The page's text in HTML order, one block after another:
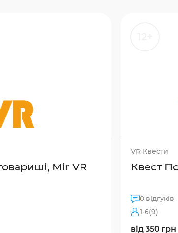
Mir VR
VR Квести
Квест
0 відгуків
1-6(9)
від 350 грн